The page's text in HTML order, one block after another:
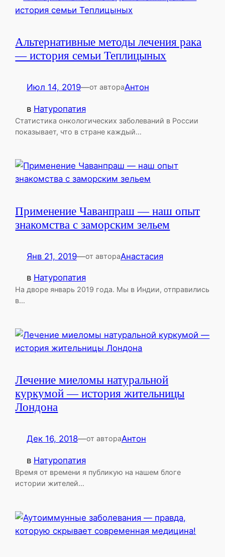
Альтернативные методы лечения рака
— история семьи Теплицыных
Июл 14, 2019—от автораАнтон
в Натуропатия
Статистика онкологических заболеваний в России
показывает, что в стране каждый…
Применение Чаванпраш — наш опыт
знакомства с заморским зельем
Янв 21, 2019—от автораАнастасия
в Натуропатия
На дворе январь 2019 года. Мы в Индии, отправились
в…
Лечение миеломы натуральной
куркумой — история жительницы
Лондона
Дек 16, 2018—от автораАнтон
в Натуропатия
Время от времени я публикую на нашем блоге
истории жителей…